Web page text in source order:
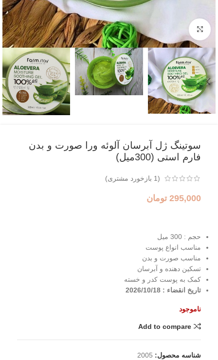
سوتینگ ژل آبرسان آلوئه ورا صورت و بدن
فارم استی (300میل)
(
1 بازخورد مشتری)
295,000 تومان
حجم : 300 میل
مناسب انواع پوست
مناسب صورت و بدن
تسکین دهنده و آبرسان
کمک به پوست کدر و خسته
تاریخ انقضاء : 2026/10/18
ناموجود
Add to compare
شناسه محصول: 2005